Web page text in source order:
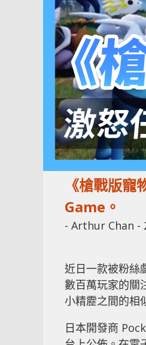
《槍戰版
Game。
- Arthur Chan -
近日一款被粉絲
數百萬玩家的關
小精靂之間的相
日本開發商